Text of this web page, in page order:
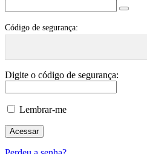
Código de segurança:
Digite o código de segurança:
Lembrar-me